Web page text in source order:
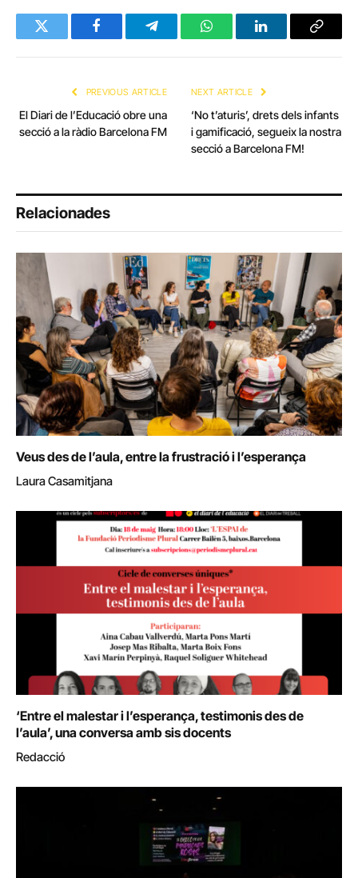
Twitter FacebookTelegramWhatsAppLinkedInCopy
PREVIOUS ARTICLE
El Diari de l’Educació obre una
secció a la ràdio Barcelona FM
NEXT ARTICLE
‘No t’aturis’, drets dels infants
i gamificació, segueix la nostra
secció a Barcelona FM!
Relacionades
Veus des de l’aula, entre la frustració i l’esperança
Laura Casamitjana
‘Entre el malestar i l’esperança, testimonis des de
l’aula’, una conversa amb sis docents
Redacció